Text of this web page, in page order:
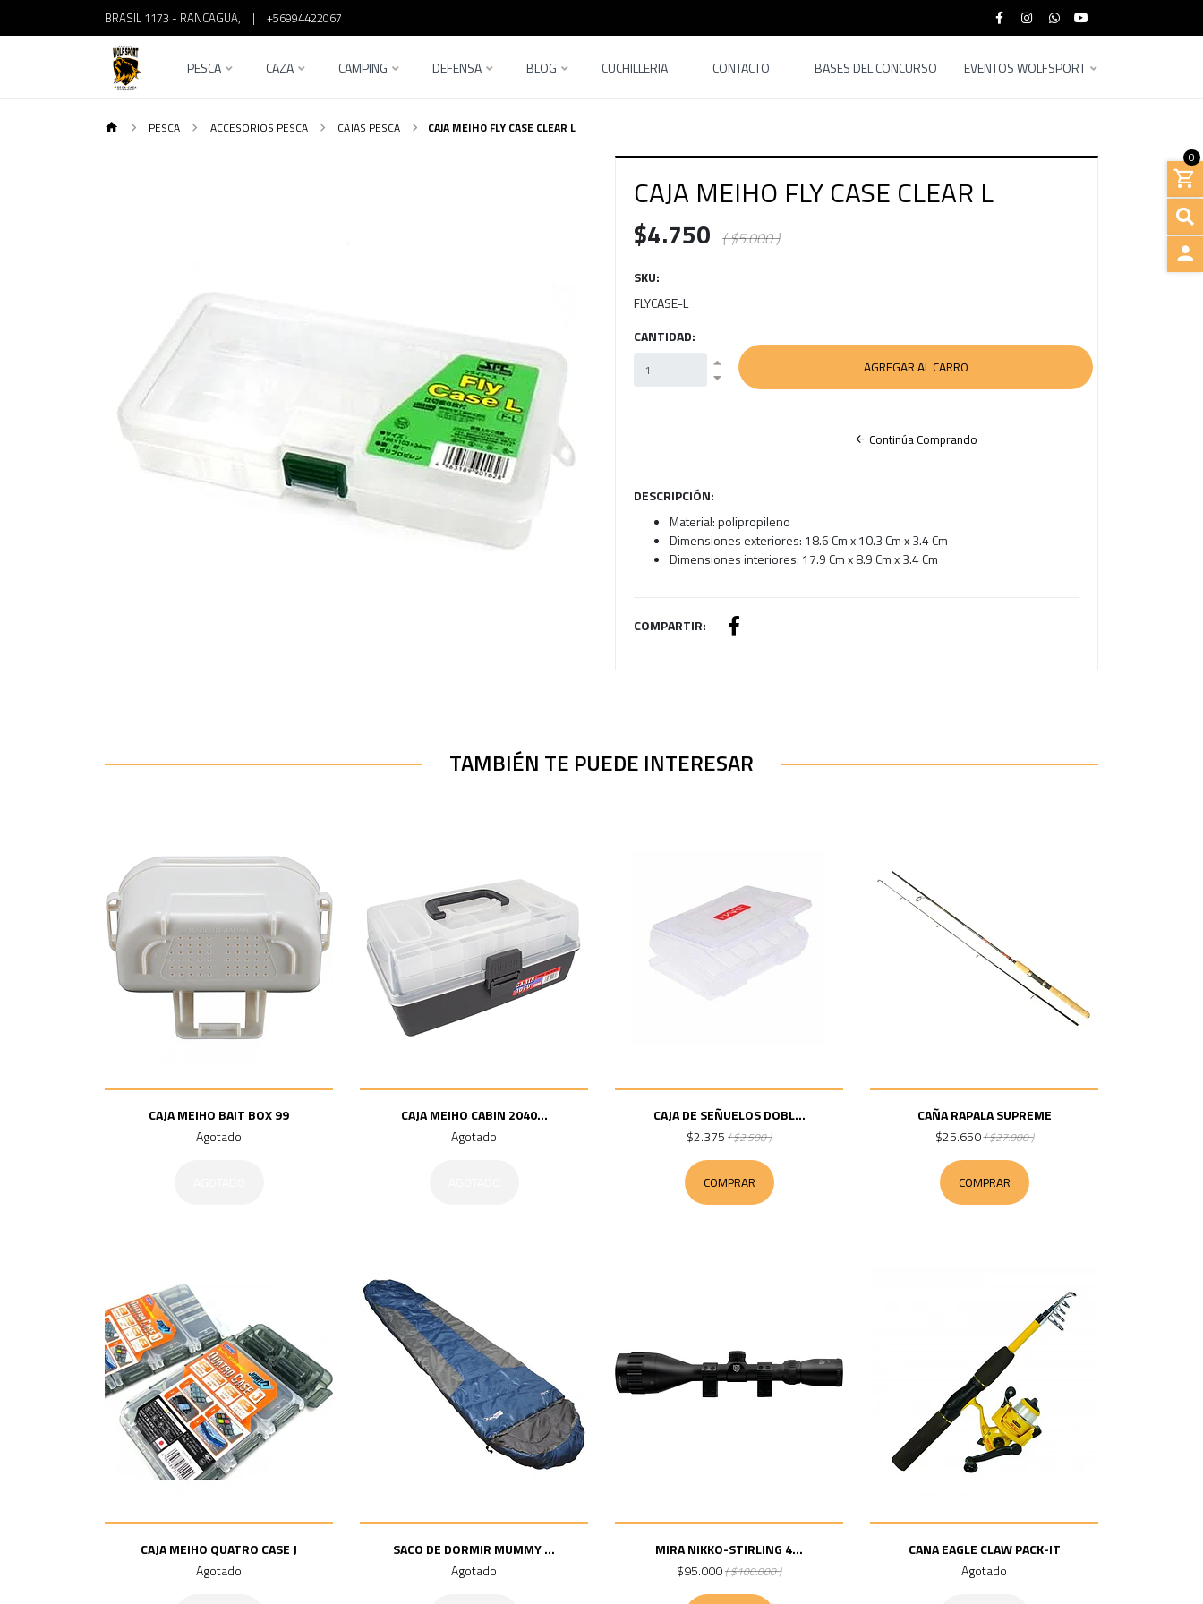
BRASIL 1173 - RANCAGUA, | +56994422067
PESCA CAZA CAMPING DEFENSA BLOG CUCHILLERIA CONTACTO BASES DEL CONCURSO EVENTOS WOLFSPORT
0
PESCA ACCESORIOS PESCA CAJAS PESCA CAJA MEIHO FLY CASE CLEAR L
CAJA MEIHO FLY CASE CLEAR L
$4.750 ( $5.000 )
SKU:
FLYCASE-L
CANTIDAD:
Continúa Comprando
DESCRIPCIÓN:
Material: polipropileno
Dimensiones exteriores: 18.6 Cm x 10.3 Cm x 3.4 Cm
Dimensiones interiores: 17.9 Cm x 8.9 Cm x 3.4 Cm
COMPARTIR:
TAMBIÉN TE PUEDE INTERESAR
CAJA MEIHO BAIT BOX 99
Agotado
CAJA MEIHO CABIN 2040...
Agotado
CAJA DE SEÑUELOS DOBL...
$2.375 ( $2.500 )
COMPRAR
CAÑA RAPALA SUPREME
$25.650( $27.000 )
COMPRAR
CAJA MEIHO QUATRO CASE J
Agotado
SACO DE DORMIR MUMMY ...
Agotado
MIRA NIKKO-STIRLING 4...
$95.000( $100.000 )
CANA EAGLE CLAW PACK-IT
Agotado